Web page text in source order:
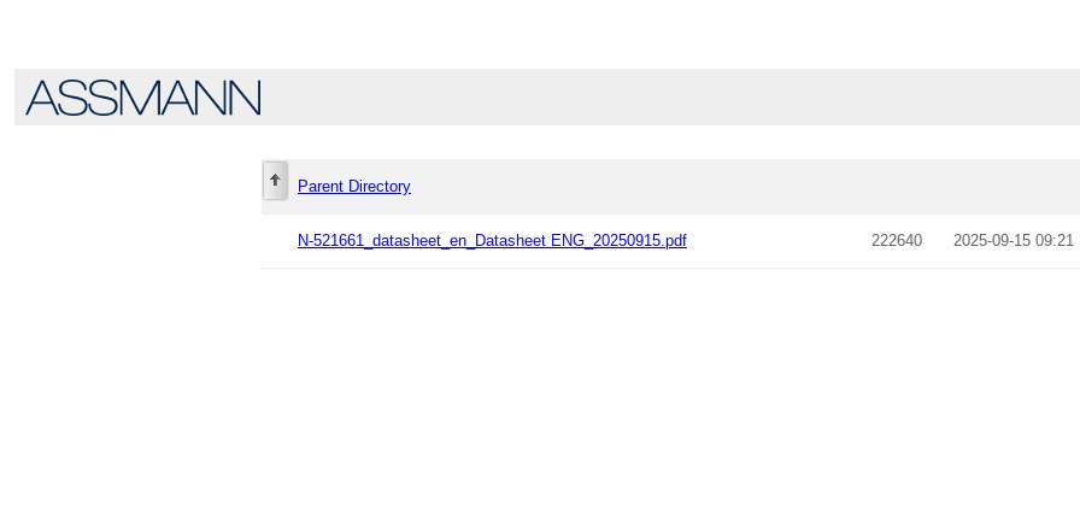
Parent Directory
N-521661_datasheet_en_Datasheet ENG_20250915.pdf 222640 2025-09-15 09:21